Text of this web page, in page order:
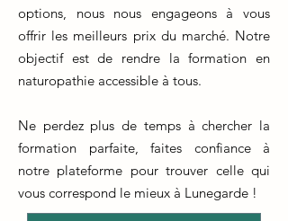
options, nous nous engageons à vous
offrir les meilleurs prix du marché. Notre
objectif est de rendre la formation en
naturopathie accessible à tous.
Ne perdez plus de temps à chercher la
formation parfaite, faites confiance à
notre plateforme pour trouver celle qui
vous correspond le mieux à Lunegarde !